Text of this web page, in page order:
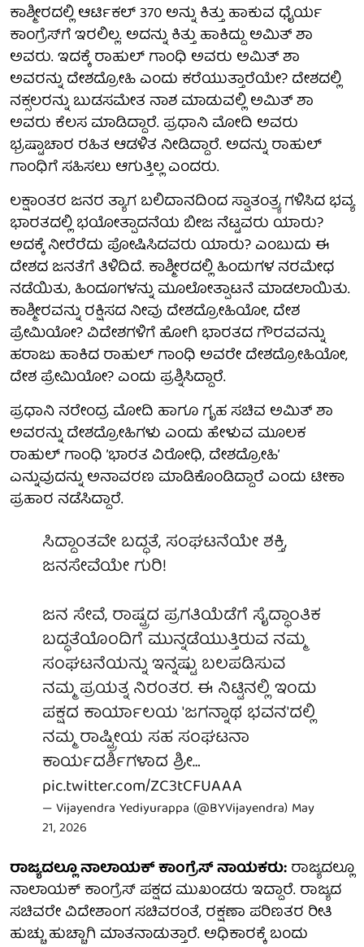
ಕಾಶ್ಮೀರದಲ್ಲಿ ಆರ್ಟಿಕಲ್ 370 ಅನ್ನು ಕಿತ್ತು ಹಾಕುವ ಧೈರ್ಯ
ಕಾಂಗ್ರೆಸ್‍ಗೆ ಇರಲಿಲ್ಲ. ಅದನ್ನು ಕಿತ್ತು ಹಾಕಿದ್ದು ಅಮಿತ್ ಶಾ
ಅವರು. ಇದಕ್ಕೆ ರಾಹುಲ್ ಗಾಂಧಿ ಅವರು ಅಮಿತ್ ಶಾ
ಅವರನ್ನು ದೇಶದ್ರೋಹಿ ಎಂದು ಕರೆಯುತ್ತಾರೆಯೇ? ದೇಶದಲ್ಲಿ
ನಕ್ಸಲರನ್ನು ಬುಡಸಮೇತ ನಾಶ ಮಾಡುವಲ್ಲಿ ಅಮಿತ್ ಶಾ
ಅವರು ಕೆಲಸ ಮಾಡಿದ್ದಾರೆ. ಪ್ರಧಾನಿ ಮೋದಿ ಅವರು
ಭ್ರಷ್ಟಾಚಾರ ರಹಿತ ಆಡಳಿತ ನೀಡಿದ್ದಾರೆ. ಅದನ್ನು ರಾಹುಲ್
ಗಾಂಧಿಗೆ ಸಹಿಸಲು ಆಗುತ್ತಿಲ್ಲ ಎಂದರು.
ಲಕ್ಷಾಂತರ ಜನರ ತ್ಯಾಗ ಬಲಿದಾನದಿಂದ ಸ್ವಾತಂತ್ರ್ಯ ಗಳಿಸಿದ ಭವ್ಯ
ಭಾರತದಲ್ಲಿ ಭಯೋತ್ಪಾದನೆಯ ಬೀಜ ನೆಟ್ಟವರು ಯಾರು?
ಅದಕ್ಕೆ ನೀರೆರೆದು ಪೋಷಿಸಿದವರು ಯಾರು? ಎಂಬುದು ಈ
ದೇಶದ ಜನತೆಗೆ ತಿಳಿದಿದೆ. ಕಾಶ್ಮೀರದಲ್ಲಿ ಹಿಂದುಗಳ ನರಮೇಧ
ನಡೆಯಿತು, ಹಿಂದೂಗಳನ್ನು ಮೂಲೋತ್ಪಾಟನೆ ಮಾಡಲಾಯಿತು.
ಕಾಶ್ಮೀರವನ್ನು ರಕ್ಷಿಸದ ನೀವು ದೇಶದ್ರೋಹಿಯೋ, ದೇಶ
ಪ್ರೇಮಿಯೋ? ವಿದೇಶಗಳಿಗೆ ಹೋಗಿ ಭಾರತದ ಗೌರವವನ್ನು
ಹರಾಜು ಹಾಕಿದ ರಾಹುಲ್ ಗಾಂಧಿ ಅವರೇ ದೇಶದ್ರೋಹಿಯೋ,
ದೇಶ ಪ್ರೇಮಿಯೋ? ಎಂದು ಪ್ರಶ್ನಿಸಿದ್ದಾರೆ.
ಪ್ರಧಾನಿ ನರೇಂದ್ರ ಮೋದಿ ಹಾಗೂ ಗೃಹ ಸಚಿವ ಅಮಿತ್ ಶಾ
ಅವರನ್ನು ದೇಶದ್ರೋಹಿಗಳು ಎಂದು ಹೇಳುವ ಮೂಲಕ
ರಾಹುಲ್ ಗಾಂಧಿ ʼಭಾರತ ವಿರೋಧಿ, ದೇಶದ್ರೋಹಿʼ
ಎನ್ನುವುದನ್ನು ಅನಾವರಣ ಮಾಡಿಕೊಂಡಿದ್ದಾರೆ ಎಂದು ಟೀಕಾ
ಪ್ರಹಾರ ನಡೆಸಿದ್ದಾರೆ.
ಸಿದ್ದಾಂತವೇ ಬದ್ಧತೆ, ಸಂಘಟನೆಯೇ ಶಕ್ತಿ,
ಜನಸೇವೆಯೇ ಗುರಿ!
ಜನ ಸೇವೆ, ರಾಷ್ಟ್ರದ ಪ್ರಗತಿಯೆಡೆಗೆ ಸೈದ್ಧಾಂತಿಕ
ಬದ್ಧತೆಯೊಂದಿಗೆ ಮುನ್ನಡೆಯುತ್ತಿರುವ ನಮ್ಮ
ಸಂಘಟನೆಯನ್ನು ಇನ್ನಷ್ಟು ಬಲಪಡಿಸುವ
ನಮ್ಮ ಪ್ರಯತ್ನ ನಿರಂತರ. ಈ ನಿಟ್ಟಿನಲ್ಲಿ ಇಂದು
ಪಕ್ಷದ ಕಾರ್ಯಾಲಯ 'ಜಗನ್ನಾಥ ಭವನ'ದಲ್ಲಿ
ನಮ್ಮ ರಾಷ್ಟ್ರೀಯ ಸಹ ಸಂಘಟನಾ
ಕಾರ್ಯದರ್ಶಿಗಳಾದ ಶ್ರೀ…
pic.twitter.com/ZC3tCFUAAA
— Vijayendra Yediyurappa (@BYVijayendra) May
21, 2026
ರಾಜ್ಯದಲ್ಲೂ ನಾಲಾಯಕ್ ಕಾಂಗ್ರೆಸ್ ನಾಯಕರು:ರಾಜ್ಯದಲ್ಲೂ
ನಾಲಾಯಕ್ ಕಾಂಗ್ರೆಸ್ ಪಕ್ಷದ ಮುಖಂಡರು ಇದ್ದಾರೆ. ರಾಜ್ಯದ
ಸಚಿವರೇ ವಿದೇಶಾಂಗ ಸಚಿವರಂತೆ, ರಕ್ಷಣಾ ಪರಿಣತರ ರೀತಿ
ಹುಚ್ಚು ಹುಚ್ಚಾಗಿ ಮಾತನಾಡುತ್ತಾರೆ. ಅಧಿಕಾರಕ್ಕೆ ಬಂದು